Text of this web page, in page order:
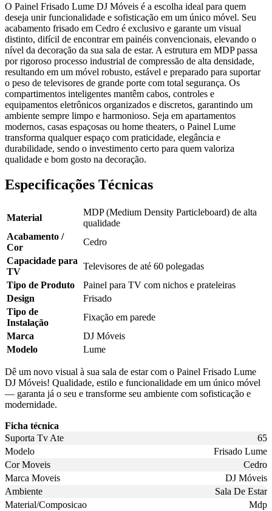
O Painel Frisado Lume DJ Móveis é a escolha ideal para quem
deseja unir funcionalidade e sofisticação em um único móvel. Seu
acabamento frisado em Cedro é exclusivo e garante um visual
distinto, difícil de encontrar em painéis convencionais, elevando o
nível da decoração da sua sala de estar. A estrutura em MDP passa
por rigoroso processo industrial de compressão de alta densidade,
resultando em um móvel robusto, estável e preparado para suportar
o peso de televisores de grande porte com total segurança. Os
compartimentos inteligentes mantêm cabos, controles e
equipamentos eletrônicos organizados e discretos, garantindo um
ambiente sempre limpo e harmonioso. Seja em apartamentos
modernos, casas espaçosas ou home theaters, o Painel Lume
transforma qualquer espaço com praticidade, elegância e
durabilidade, sendo o investimento certo para quem valoriza
qualidade e bom gosto na decoração.
Especificações Técnicas
Material
MDP (Medium Density Particleboard) de alta
qualidade
Acabamento /
Cor
Cedro
Capacidade para
TV
Televisores de até 60 polegadas
Tipo de Produto
Painel para TV com nichos e prateleiras
Design
Frisado
Tipo de
Instalação
Fixação em parede
Marca
DJ Móveis
Modelo
Lume
Dê um novo visual à sua sala de estar com o Painel Frisado Lume
DJ Móveis! Qualidade, estilo e funcionalidade em um único móvel
— garanta já o seu e transforme seu ambiente com sofisticação e
modernidade.
Ficha técnica
Suporta Tv Ate
65
Modelo
Frisado Lume
Cor Moveis
Cedro
Marca Moveis
DJ Móveis
Ambiente
Sala De Estar
Material/Composicao
Mdp